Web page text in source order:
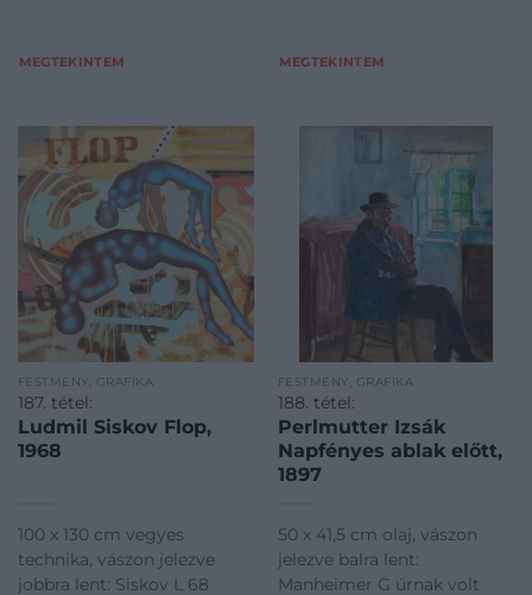
MEGTEKINTEM MEGTEKINTEM
FESTMÉNY, GRAFIKA
187. tétel:
Ludmil Siskov Flop,
1968
100 x 130 cm vegyes
technika, vászon jelezve
jobbra lent: Siskov L 68
FESTMÉNY, GRAFIKA
188. tétel:
Perlmutter Izsák
Napfényes ablak előtt,
1897
50 x 41,5 cm olaj, vászon
jelezve balra lent:
Manheimer G úrnak volt